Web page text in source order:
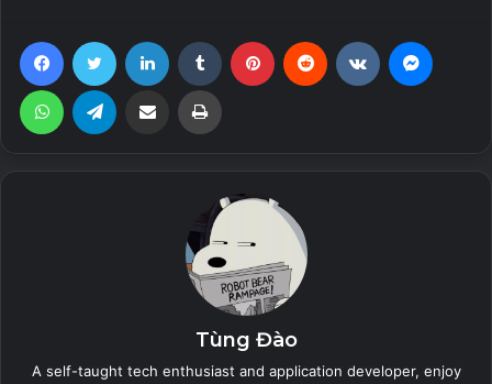
Bản đồ
Sử dụng thao tác vuốt ngón tay để kiểm soát hoạt ảnh dự
báo theo thời gian. Chọn nhiều lớp dữ liệu để hiển thị trên
The Sims™ Mobile (Unlimited Money)
26 July, 2023
Zero City: base-building games (MOD
FacebookTwitter LinkedIn Tumblr Pinterest Reddit VKontakte
WhatsAppTelegram Share via Email Print
Tùng Đào
A self-taught tech enthusiast and application developer, enjoy